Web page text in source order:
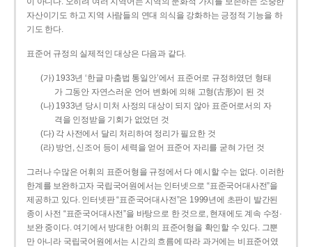
자산이기도 하고 지역 사람들의 연대 의식을 강화하는 긍정적 기능을 하
기도 한다.
표준어 규정의 실제적인 대상은 다음과 같다.
(가) 1933년 ‘한글 마춤법 통일안’에서 표준어로 규정하였던 형태
가 그동안 자연스러운 언어 변화에 의해 고형(古形)이 된 것
(나) 1933년 당시 미처 사정의 대상이 되지 않아 표준어로서의 자
격을 인정받을 기회가 없었던 것
(다) 각 사전에서 달리 처리하여 정리가 필요한 것
(라) 방언, 신조어 등이 세력을 얻어 표준어 자리를 굳혀 가던 것
그러나 수많은 어휘의 표준어형을 규정에서 다 예시할 수는 없다. 이러한
한계를 보완하고자 국립국어원에서는 인터넷으로 “표준국어대사전”을
제공하고 있다. 인터넷판 “표준국어대사전”은 1999년에 초판이 발간된
종이 사전 “표준국어대사전”을 바탕으로 한 것으로, 현재에도 계속 수정·
보완 중이다. 여기에서 방대한 어휘의 표준어형을 확인할 수 있다. 그뿐
만 아니라 국립국어원에서는 시간의 흐름에 따라 과거에는 비표준어였